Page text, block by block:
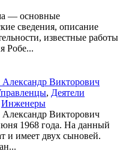
— основные
сведения, описание
известные работы
Робе...
Александр Викторович
, Деятели
Инженеры
Александр Викторович
1968 года. На данный
и имеет двух сыновей.